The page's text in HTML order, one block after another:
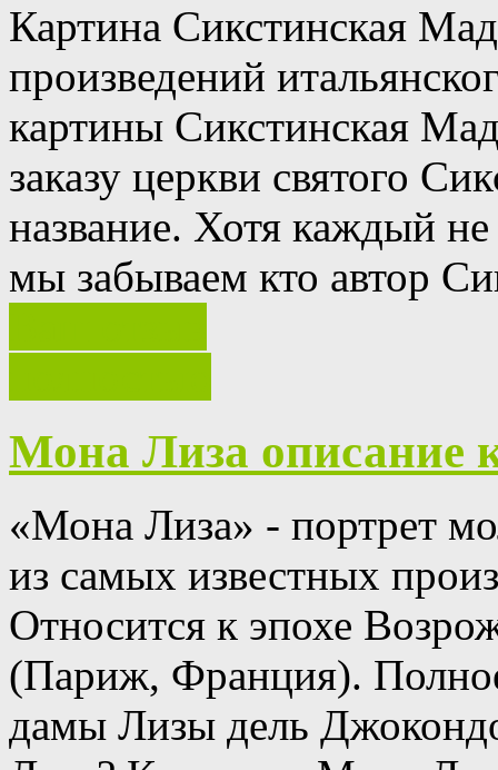
Картина Сикстинская
произведений
картины Сикстинская
заказу церкви святого
название. Хотя каждый не
мы забываем кто автор
Мона Лиза описание
«Мона Лиза» - портрет
из самых известных
Относится к эпохе
(Париж, Франция).
дамы Лизы дель